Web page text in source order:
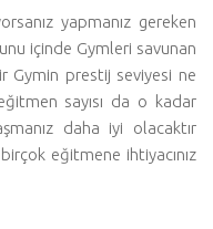
yapmanız gereken
içinde Gymleri savunan
Gymin prestij seviyesi ne
sayısı da o kadar
daha iyi olacaktır
eğitmene ihtiyacınız